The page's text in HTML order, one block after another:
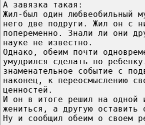
А завязка такая:
Жил-был один любвеобильный
него две подруги. Жил он с
попеременно. Знали ли они
науке не известно.
Однако, обеим почти
умудрился сделать по
знаменательное событие с
наконец, к переосмыслению
ценностей.
И он в итоге решил на одной
жениться, а другую оставить
Ну и сообщил обеим о своем